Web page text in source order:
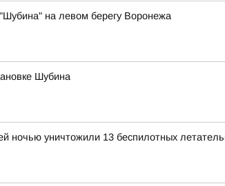
на левом берегу Воронежа
Шубина
ночью уничтожили 13 беспилотных